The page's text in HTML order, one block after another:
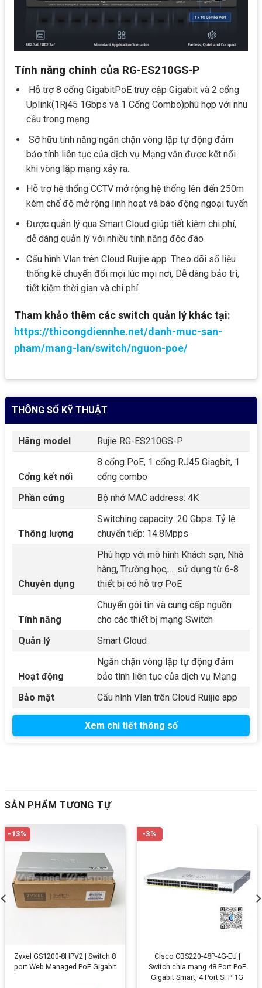
Tính năng chính của RG-ES210GS-P
Hỗ trợ 8 cổng GigabitPoE truy cập Gigabit và 2 cổng
Uplink(1Rj45 1Gbps và 1 Cổng Combo)phù hợp với nhu
cầu trong mạng
Sỡ hữu tính năng ngăn chặn vòng lặp tự động đảm
bảo tính liên tục của dịch vụ Mạng vẫn được kết nối
khi vòng lặp mạng xảy ra.
Hỗ trợ hệ thống CCTV mở rộng hệ thống lên đến 250m
kèm chế độ mở rộng linh hoạt và báo động ngoại tuyến
Được quản lý qua Smart Cloud giúp tiết kiệm chi phí,
dễ dàng quản lý với nhiều tính năng độc đáo
Cấu hình Vlan trên Cloud Ruijie app .Theo dõi số liệu
thống kê chuyển đổi mọi lúc mọi nơi, Dễ dàng bảo trì,
tiết kiệm thời gian và chi phí
Tham khảo thêm các switch quản lý khác tại:
https://thicongdiennhe.net/danh-muc-san-
pham/mang-lan/switch/nguon-poe/
THÔNG SỐ KỸ THUẬT
Hãng model Rujie RG-ES210GS-P
Cổng kết nối
8 cổng PoE, 1 cổng RJ45 Giagbit, 1
cổng combo
Phần cứng
Bộ nhớ MAC address: 4K
Thông lượng
Switching capacity: 20 Gbps. Tỷ lệ
chuyển tiếp: 14.8Mpps
Chuyên dụng
Phù hợp với mô hình Khách sạn, Nhà
hàng, Trường học,.... sử dụng từ 6-8
thiết bị có hỗ trợ PoE
Tính năng
Chuyển gói tin và cung cấp nguồn
cho các thiết bị mạng Switch
Quản lý
Smart Cloud
Hoạt động
Ngăn chặn vòng lặp tự động đảm
bảo tính liên tục của dịch vụ Mạng
Bảo mật
Cấu hình Vlan trên Cloud Ruijie app
Xem chi tiết thông số
SẢN PHẨM TƯƠNG TỰ
-13%
Zyxel GS1200-8HPV2 | Switch 8
port Web Managed PoE Gigabit
-3%
Cisco CBS220-48P-4G-EU |
Switch chia mạng 48 Port PoE
Gigabit Smart, 4 Port SFP 1G